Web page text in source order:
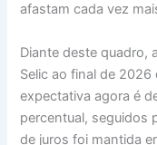
afastam cada vez
Diante deste quadro,
Selic ao final de
expectativa agora é
percentual, seguidos
de juros foi mantida